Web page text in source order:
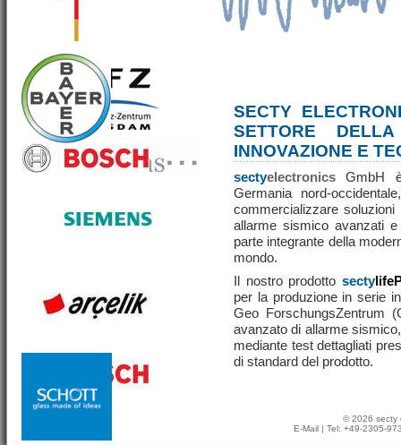
SECTY
SETTORE
INNOVAZIONE E
sectyelectronics GmbH
Germania nord-
commercializzare
allarme sismico avanzati
parte integrante della
mondo.
Il nostro prodotto secty
per la produzione in serie
Geo ForschungsZentrum
avanzato di allarme
mediante test dettagliati
di standard del prodotto.
© 2026 secty
E-Mail | Tel: +49-2305-